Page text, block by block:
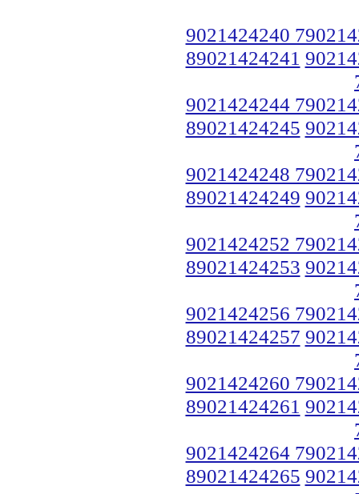
9021424240
89021424241
9021424244
89021424245
9021424248
89021424249
9021424252
89021424253
9021424256
89021424257
9021424260
89021424261
9021424264
89021424265